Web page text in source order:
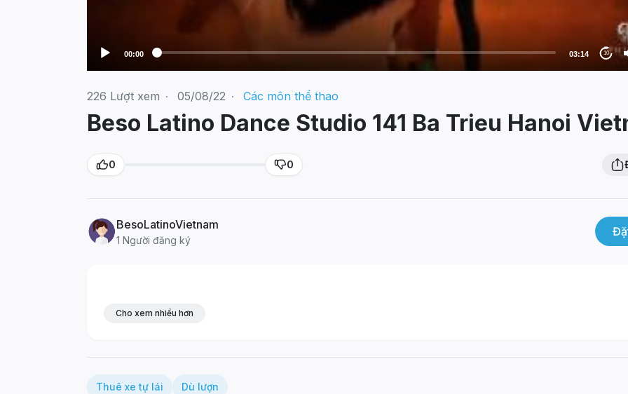
00:00 03:14 10
226 Lượt xem · 05/08/22 · Các môn thể thao
Beso Latino Dance Studio 141 Ba Trieu Hanoi
0 0
BesoLatinoVietnam
1 Người đăng ký
Cho xem nhiều hơn
Thuê xe tự lái Dù lượn